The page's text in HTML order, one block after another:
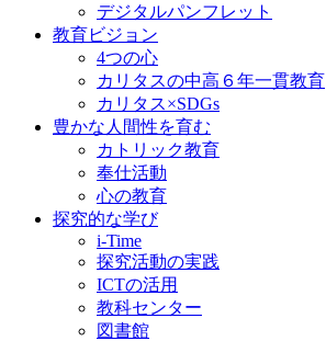
デジタルパンフレット
教育ビジョン
4つの心
カリタスの中高６年一貫教育
カリタス×SDGs
豊かな人間性を育む
カトリック教育
奉仕活動
心の教育
探究的な学び
i-Time
探究活動の実践
ICTの活用
教科センター
図書館